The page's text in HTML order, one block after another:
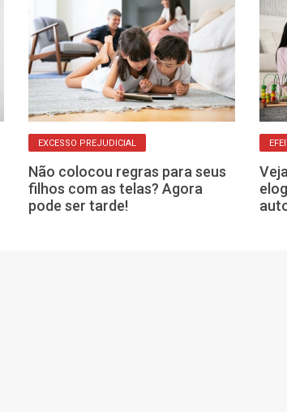
EXCESSO PREJUDICIAL
Não colocou regras para seus
filhos com as telas? Agora
pode ser tarde!